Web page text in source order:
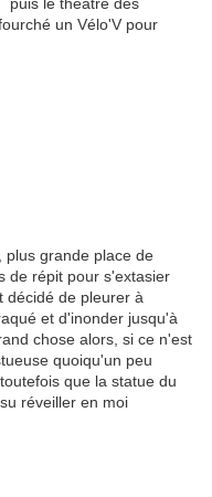
un Vélo'V pour
plus grande place de
de répit pour s'extasier
décidé de pleurer à
et d'inonder jusqu'à
chose alors, si ce n'est
quoiqu'un peu
que la statue du
réveiller en moi